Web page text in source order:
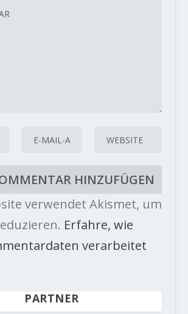
verwendet Akismet, um
Erfahre, wie
verarbeitet
PARTNER